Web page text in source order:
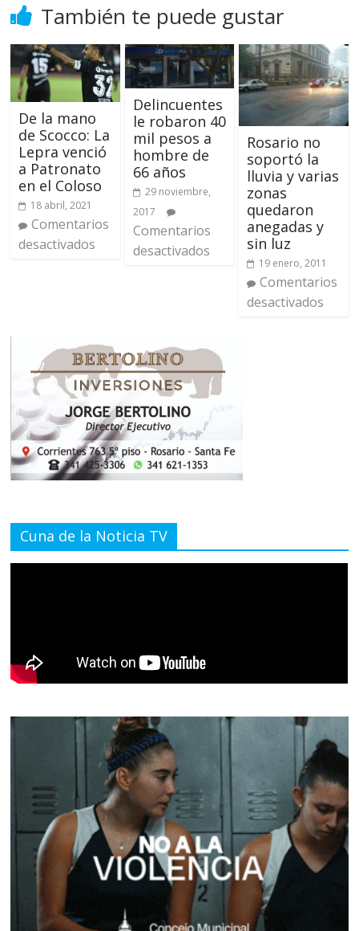
También te puede gustar
De la mano
de Scocco: La
Lepra venció
a Patronato
en el Coloso
18 abril, 2021
Comentarios
desactivados
Delincuentes
le robaron 40
mil pesos a
hombre de
66 años
29 noviembre,
2017
Comentarios
desactivados
Rosario no
soportó la
lluvia y varias
zonas
quedaron
anegadas y
sin luz
19 enero, 2011
Comentarios
desactivados
Cuna de la Noticia TV